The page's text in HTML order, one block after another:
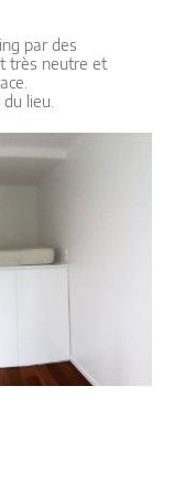
par des
très neutre et
lieu.